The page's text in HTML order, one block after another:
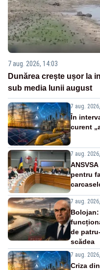
7 aug. 2026, 14:03
Dunărea crește ușor la
sub media lunii august
7 aug.
În
curent
7 aug.
pentru
7 aug.
de
scădea
7 aug.
Criza